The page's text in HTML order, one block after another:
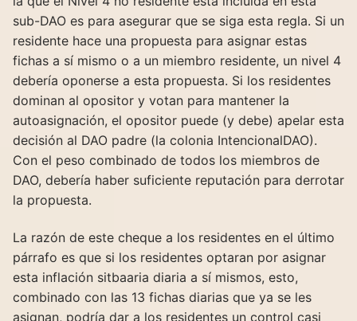
sub-DAO es para asegurar que se siga esta regla. Si un
residente hace una propuesta para asignar estas
fichas a sí mismo o a un miembro residente, un nivel 4
debería oponerse a esta propuesta. Si los residentes
dominan al opositor y votan para mantener la
autoasignación, el opositor puede (y debe) apelar esta
decisión al DAO padre (la colonia IntencionalDAO).
Con el peso combinado de todos los miembros de
DAO, debería haber suficiente reputación para derrotar
la propuesta.
La razón de este cheque a los residentes en el último
párrafo es que si los residentes optaran por asignar
esta inflación sitbaaria diaria a sí mismos, esto,
combinado con las 13 fichas diarias que ya se les
asignan, podría dar a los residentes un control casi